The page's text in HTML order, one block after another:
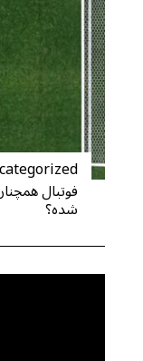
فوتبال
شده؟
h
f
: